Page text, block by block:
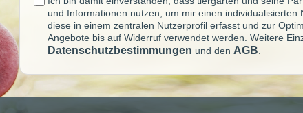
und Informationen nutzen, um mir einen individualisierten
diese in einem zentralen Nutzerprofil erfasst und zur
Angebote bis auf Widerruf verwendet werden. Weitere
Datenschutzbestimmungen und den AGB